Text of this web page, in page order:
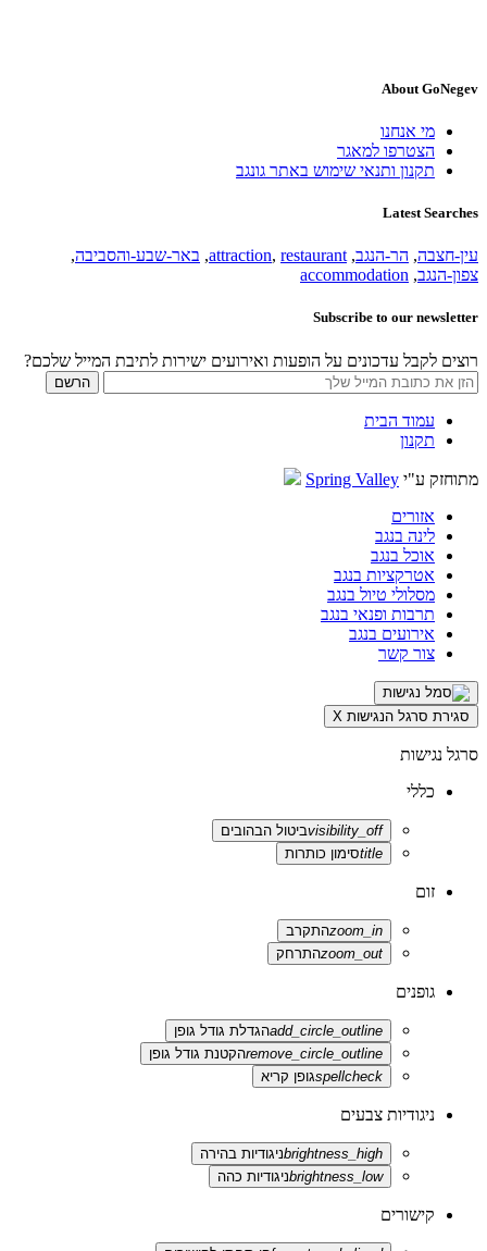
About GoNegev
מי אנחנו
הצטרפו למאגר
תקנון ותנאי שימוש באתר גונגב
Latest Searches
עין-חצבה, הר-הנגב,
attraction, restaurant
, באר-שבע-והסביבה,
צפון-הנגב,
accommodation
Subscribe to our newsletter
רוצים לקבל עדכונים על הופעות ואירועים ישירות לתיבת המייל שלכם?
עמוד הבית
תקנון
מתוחזק ע"י Spring Valley
אזורים
לינה בנגב
אוכל בנגב
אטרקציות בנגב
מסלולי טיול בנגב
תרבות ופנאי בנגב
אירועים בנגב
צור קשר
סגירת סרגל הנגישות X
סרגל נגישות
כללי
visibility_offביטול הבהובים
titleסימון כותרות
זום
zoom_inהתקרב
zoom_outהתרחק
גופנים
add_circle_outlineהגדלת גודל גופן
remove_circle_outlineהקטנת גודל גופן
spellcheckגופן קריא
ניגודיות צבעים
brightness_highניגודיות בהירה
brightness_lowניגודיות כהה
קישורים